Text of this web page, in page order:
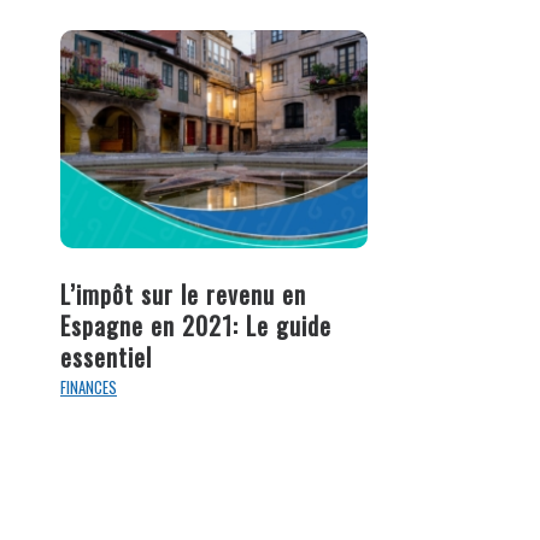
L’impôt sur le revenu en
Espagne en 2021: Le guide
essentiel
FINANCES